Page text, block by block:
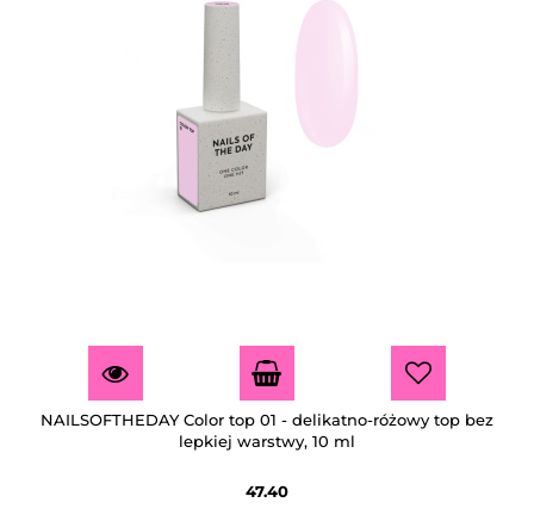
NAILSOFTHEDAY Color top 01 - delikatno-różowy top bez
lepkiej warstwy, 10 ml
47.40